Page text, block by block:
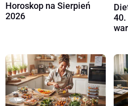
Horoskop na Sierpień
2026
40.